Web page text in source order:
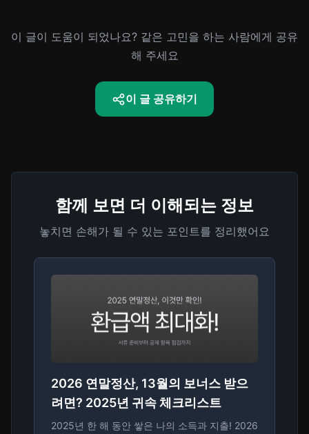
이 글이 도움이 되었나요? 같은 고민을 하는 사람에게 공유
해 주세요
이 글 공유하기
함께 보면 더 이해되는 정보
놓치면 손해가 될 수 있는 포인트를 정리했어요
2026 연말정산, 13월의 보너스 받으
려면? 2025년 귀속 체크리스트
2025년 한 해 동안 쌓은 나의 소득과 지출! 2026